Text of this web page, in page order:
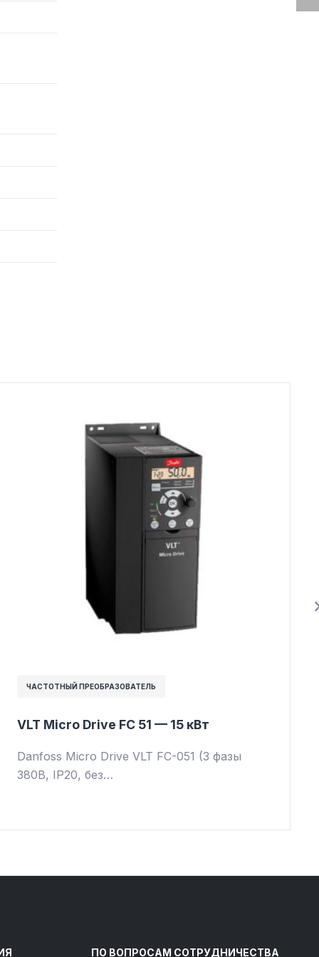
ЧАСТОТНЫЙ ПРЕОБРАЗОВАТЕЛЬ
VLT Micro Drive FC 51 — 15 кВт
Danfoss Micro Drive VLT FC-051 (3 фазы
380В, IP20, без…
ПО ВОПРОСАМ СОТРУДНИЧЕСТВА